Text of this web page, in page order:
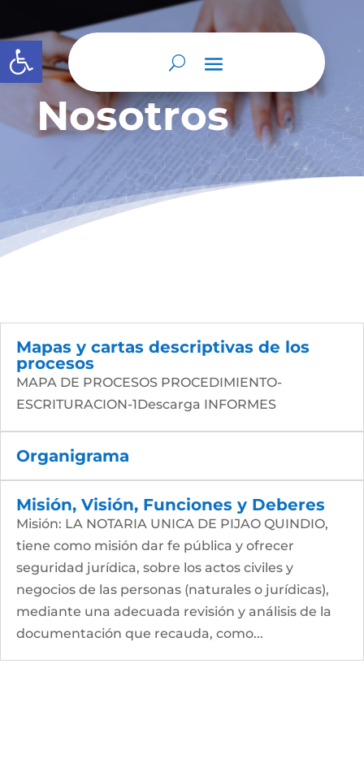
Abrir barra de herramientas
Nosotros
Mapas y cartas descriptivas de los
procesos
MAPA DE PROCESOS PROCEDIMIENTO-
ESCRITURACION-1Descarga INFORMES
Organigrama
Misión, Visión, Funciones y Deberes
Misión: LA NOTARIA UNICA DE PIJAO QUINDIO,
tiene como misión dar fe pública y ofrecer
seguridad jurídica, sobre los actos civiles y
negocios de las personas (naturales o jurídicas),
mediante una adecuada revisión y análisis de la
documentación que recauda, como...